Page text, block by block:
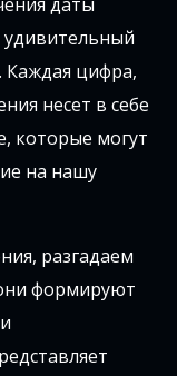
Каждая цифра,
несет в себе
которые могут
на нашу
разгадаем
формируют